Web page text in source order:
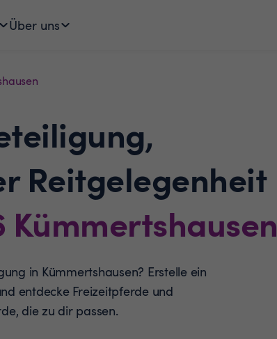
Über uns
Reitgelegenheit
Kümmertshausen
in Kümmertshausen? Erstelle ein
entdecke Freizeitpferde und
die zu dir passen.